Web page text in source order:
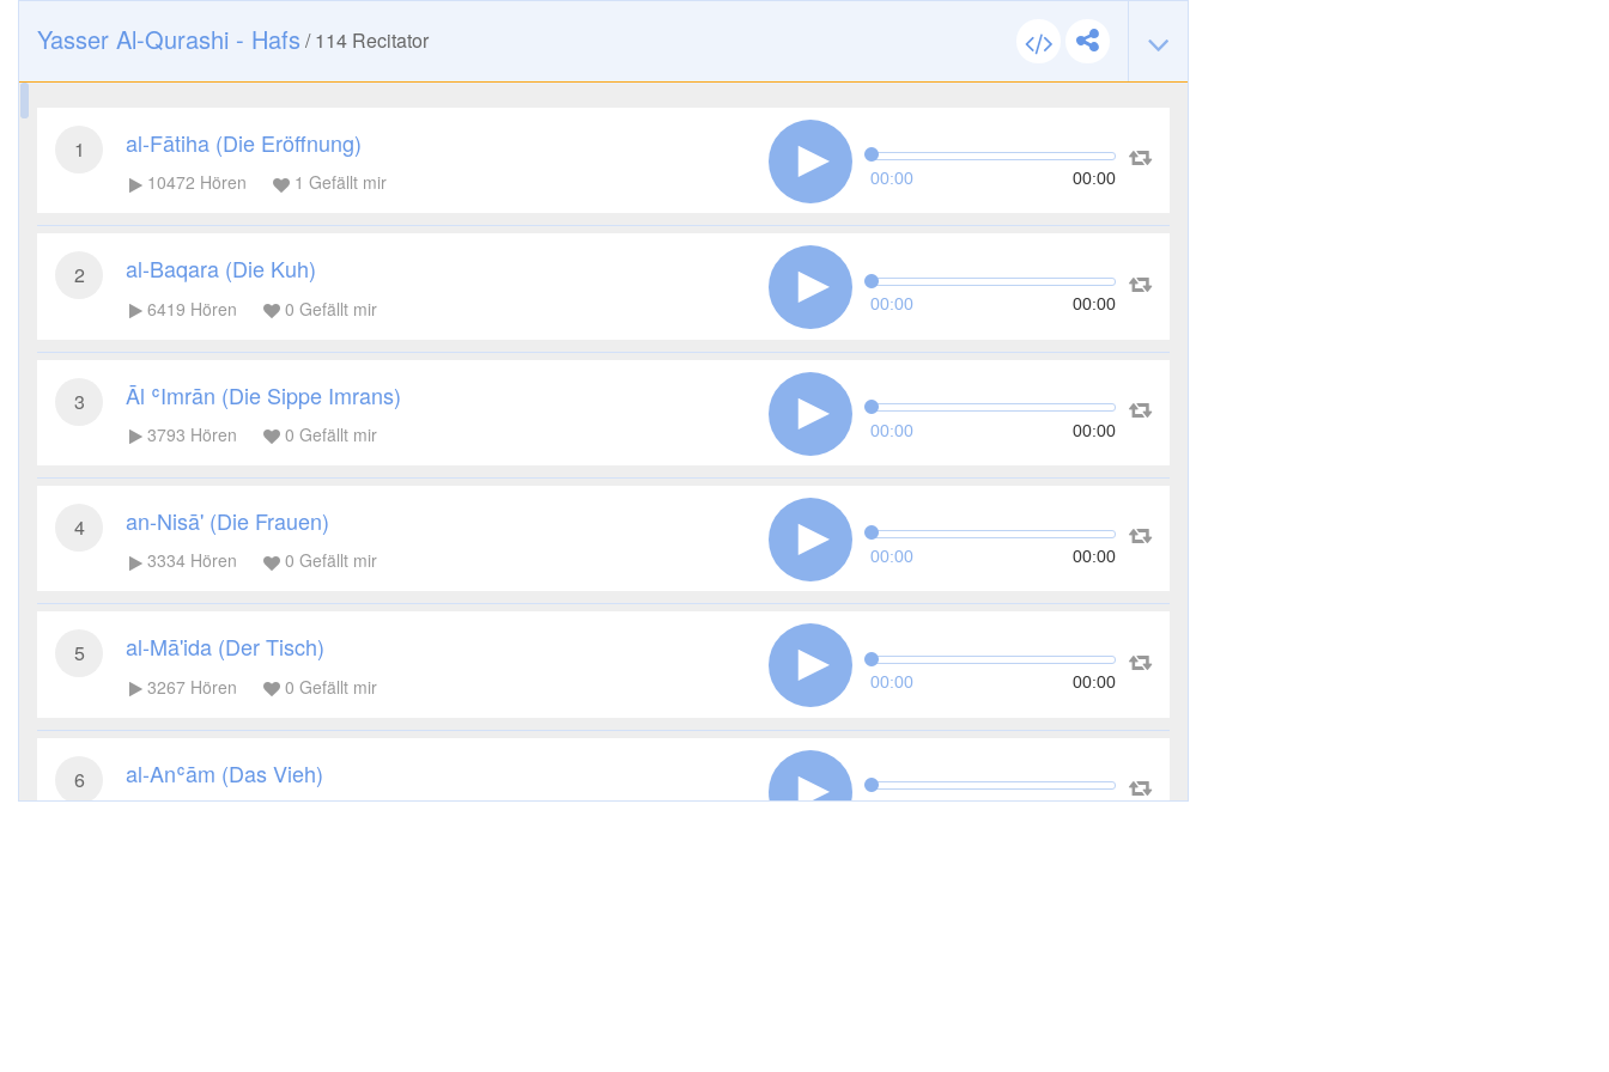
Yasser Al-Qurashi - Hafs /114 Recitator
1 al-Fātiha (Die Eröffnung)
10472 Hören 1 Gefällt mir 00:00 00:00
2 al-Baqara (Die Kuh)
6419 Hören 0 Gefällt mir 00:00 00:00
3 Āl ʿImrān (Die Sippe Imrans)
3793 Hören 0 Gefällt mir 00:00 00:00
4 an-Nisā' (Die Frauen)
3334 Hören 0 Gefällt mir 00:00 00:00
5 al-Mā'ida (Der Tisch)
3267 Hören 0 Gefällt mir 00:00 00:00
6 al-Anʿām (Das Vieh)
00:00 00:00